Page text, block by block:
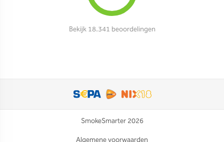
Bekijk 18.341 beoordelingen
SmokeSmarter 2026